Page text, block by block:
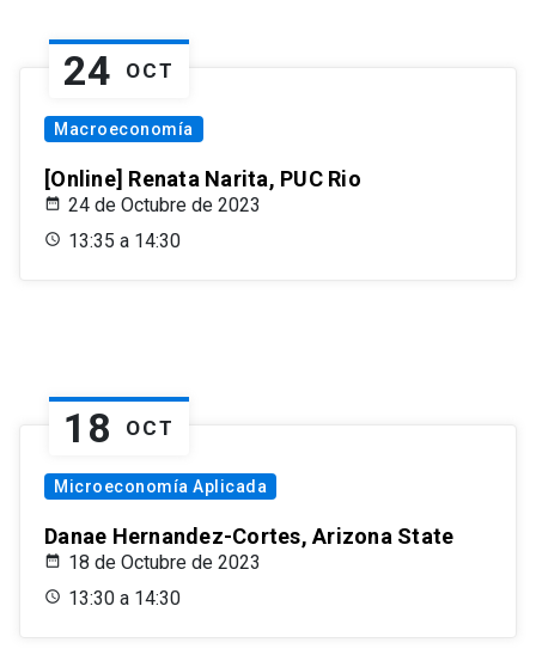
24 OCT
Macroeconomía
[Online] Renata Narita, PUC Rio
24 de Octubre de 2023
13:35 a 14:30
18 OCT
Microeconomía Aplicada
Danae Hernandez-Cortes, Arizona State
18 de Octubre de 2023
13:30 a 14:30